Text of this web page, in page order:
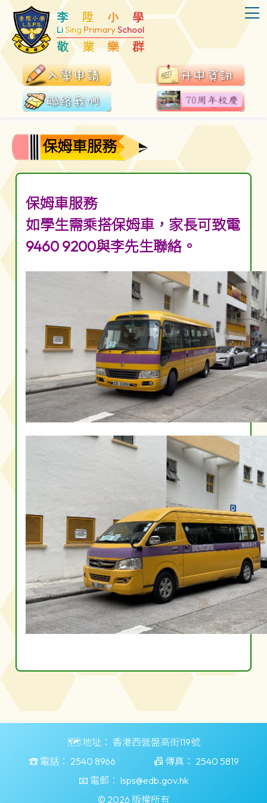
李 陞 小 學
LiSingPrimarySchool
敬 業 樂 群
保姆車服務
保姆車服務
如學生需乘搭保姆車，家長可致電
9460 9200與李先生聯絡。
🗺️ 地址： 香港西營盤高街119號
☎️ 電話： 2540 8966 📠 傳真： 2540 5819
📧 電郵： lsps@edb.gov.hk
© 2026 版權所有